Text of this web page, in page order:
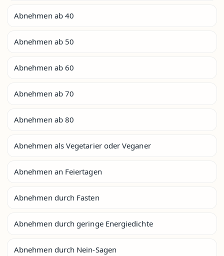
Abnehmen ab 40
Abnehmen ab 50
Abnehmen ab 60
Abnehmen ab 70
Abnehmen ab 80
Abnehmen als Vegetarier oder Veganer
Abnehmen an Feiertagen
Abnehmen durch Fasten
Abnehmen durch geringe Energiedichte
Abnehmen durch Nein-Sagen